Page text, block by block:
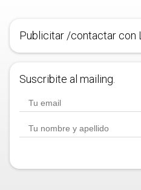
Publicitar /contactar con
Suscribite al mailing.